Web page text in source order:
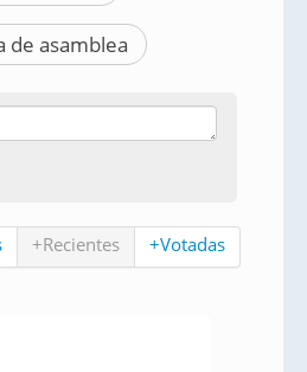
de asamblea
+Recientes +Votadas